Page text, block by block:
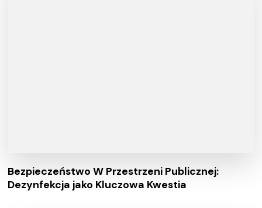
Bezpieczeństwo W Przestrzeni Publicznej:
Dezynfekcja jako Kluczowa Kwestia